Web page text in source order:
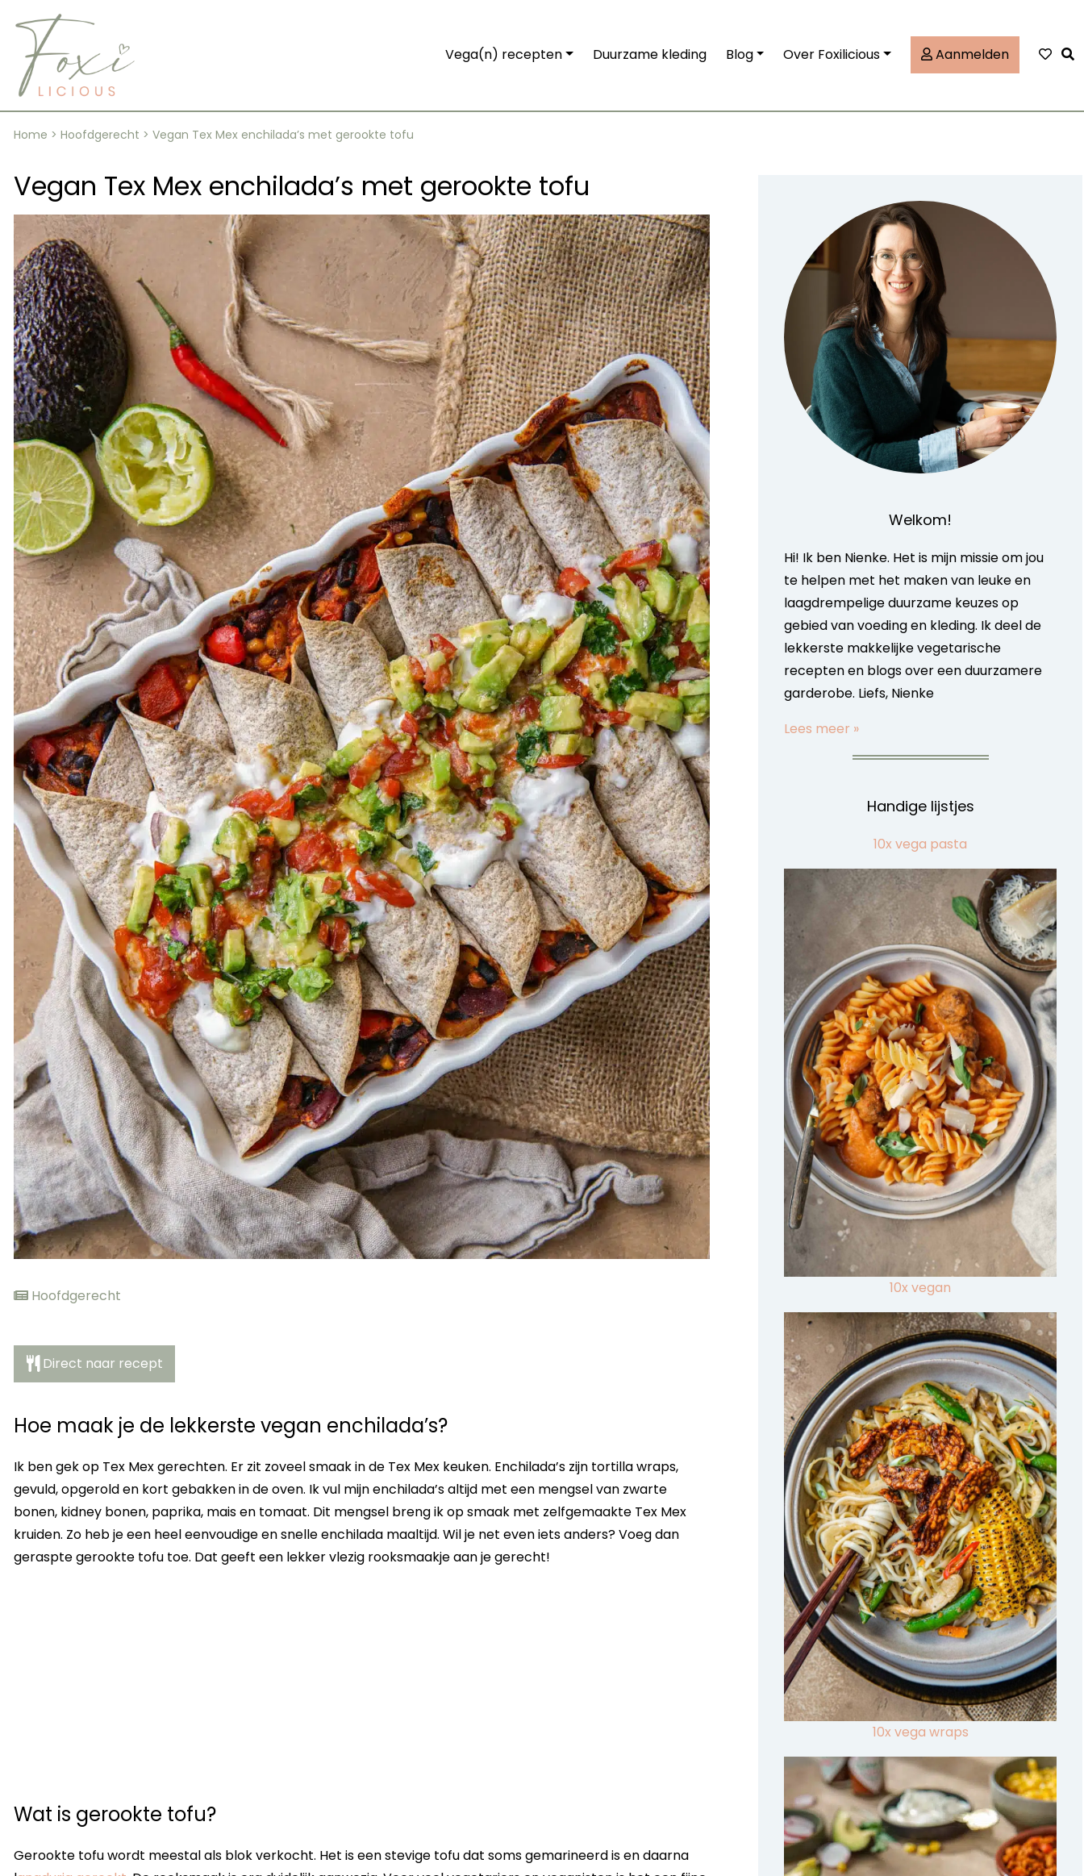
content
Vega(n) recepten Duurzame kleding Blog Over Foxilicious Aanmelden
Home > Hoofdgerecht > Vegan Tex Mex enchilada’s met gerookte tofu
Vegan Tex Mex enchilada’s met gerookte tofu
Hoofdgerecht
Direct naar recept
Hoe maak je de lekkerste vegan enchilada’s?
Ik ben gek op Tex Mex gerechten. Er zit zoveel smaak in de Tex Mex keuken. Enchilada’s zijn tortilla wraps,
gevuld, opgerold en kort gebakken in de oven. Ik vul mijn enchilada’s altijd met een mengsel van zwarte
bonen, kidney bonen, paprika, mais en tomaat. Dit mengsel breng ik op smaak met zelfgemaakte Tex Mex
kruiden. Zo heb je een heel eenvoudige en snelle enchilada maaltijd. Wil je net even iets anders? Voeg dan
geraspte gerookte tofu toe. Dat geeft een lekker vlezig rooksmaakje aan je gerecht!
Wat is gerookte tofu?
Gerookte tofu wordt meestal als blok verkocht. Het is een stevige tofu dat soms gemarineerd is en daarna
Welkom!
Hi! Ik ben Nienke. Het is mijn missie om jou
te helpen met het maken van leuke en
laagdrempelige duurzame keuzes op
gebied van voeding en kleding. Ik deel de
lekkerste makkelijke vegetarische
recepten en blogs over een duurzamere
garderobe. Liefs, Nienke
Lees meer »
Handige lijstjes
10x vega pasta
10x vegan
10x vega wraps